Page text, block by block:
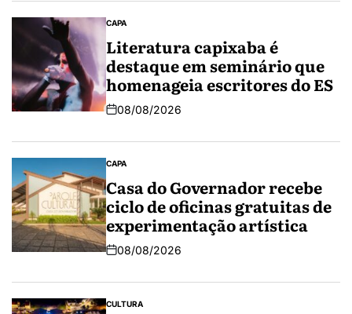
CAPA
Literatura capixaba é
destaque em seminário que
homenageia escritores do ES
08/08/2026
CAPA
Casa do Governador recebe
ciclo de oficinas gratuitas de
experimentação artística
08/08/2026
CULTURA